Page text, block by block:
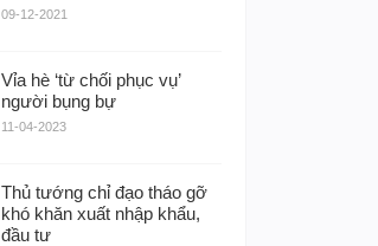
09-12-2021
Vỉa hè ‘từ chối phục vụ’
người bụng bự
11-04-2023
Thủ tướng chỉ đạo tháo gỡ
khó khăn xuất nhập khẩu,
đầu tư